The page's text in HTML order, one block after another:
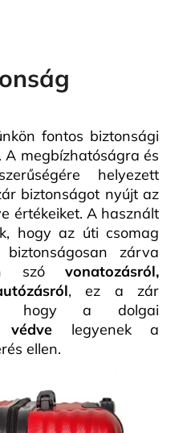
fontos biztonsági
A megbízhatóságra és
helyezett
biztonságot nyújt az
értékeiket. A használt
hogy az úti csomag
zárva
szó vonatozásról,
, ez a zár
hogy a dolgai
legyenek a
ellen.